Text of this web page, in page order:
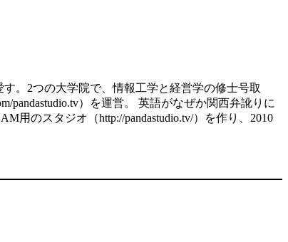
。2つの大学院で、情報工学と経営学の修士号取
pandastudio.tv）を運営。 英語がなぜか関西弁訛りに
用のスタジオ（http://pandastudio.tv/）を作り、2010